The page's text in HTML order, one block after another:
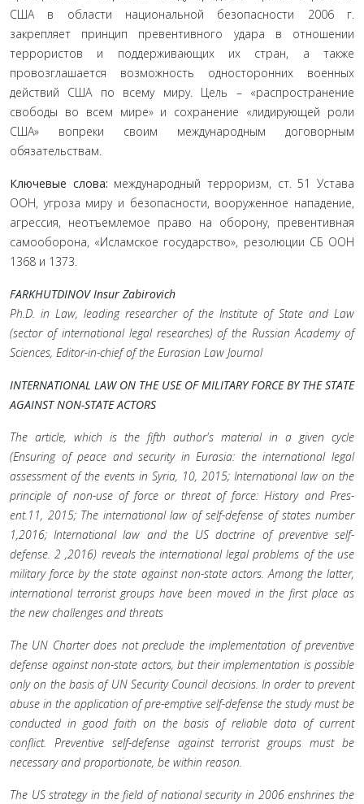
США в области национальной безопасности 2006 г.
закрепляет принцип превентивного удара в отношении
террористов и поддерживающих их стран, а также
провозглашается возможность односторонних военных
действий США по всему миру. Цель – «распространение
свободы во всем мире» и сохранение «лидирующей роли
США» вопреки своим международным договорным
обязательствам.
Ключевые слова: международный терроризм, ст. 51 Устава
ООН, угроза миру и безопасности, вооруженное нападение,
агрессия, неотъемлемое право на оборону, превентивная
самооборона, «Исламское государство», резолюции СБ ООН
1368 и 1373.
FARKHUTDINOV Insur Zabirovich
Ph.D. in Law, leading researcher of the Institute of State and Law
(sector of international legal researches) of the Russian Academy of
Sciences, Editor-in-chief of the Eurasian Law Journal
INTERNATIONAL LAW ON THE USE OF MILITARY FORCE BY THE STATE
AGAINST NON-STATE ACTORS
The article, which is the fifth author's material in a given cycle
(Ensuring of peace and security in Eurasia: the international legal
assessment of the events in Syria, 10, 2015; International law on the
principle of non-use of force or threat of force: History and Pres-
ent.11, 2015; The international law of self-defense of states number
1,2016; International law and the US doctrine of preventive sеlf-
defense. 2 ,2016) reveals the international legal problems of the use
military force by the state against non-state actors. Among the latter,
international terrorist groups have been moved in the first place as
the new challenges and threats
The UN Charter does not preclude the implementation of preventive
defense against non-state actors, but their implementation is possible
only on the basis of UN Security Council decisions. In order to prevent
abuse in the application of pre-emptive self-defense the study must be
conducted in good faith on the basis of reliable data of current
conflict. Preventive self-defense against terrorist groups must be
necessary and proportionate, be within reason.
The US strategy in the field of national security in 2006 enshrines the